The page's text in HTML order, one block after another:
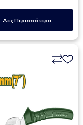
Δες Περισσότερα